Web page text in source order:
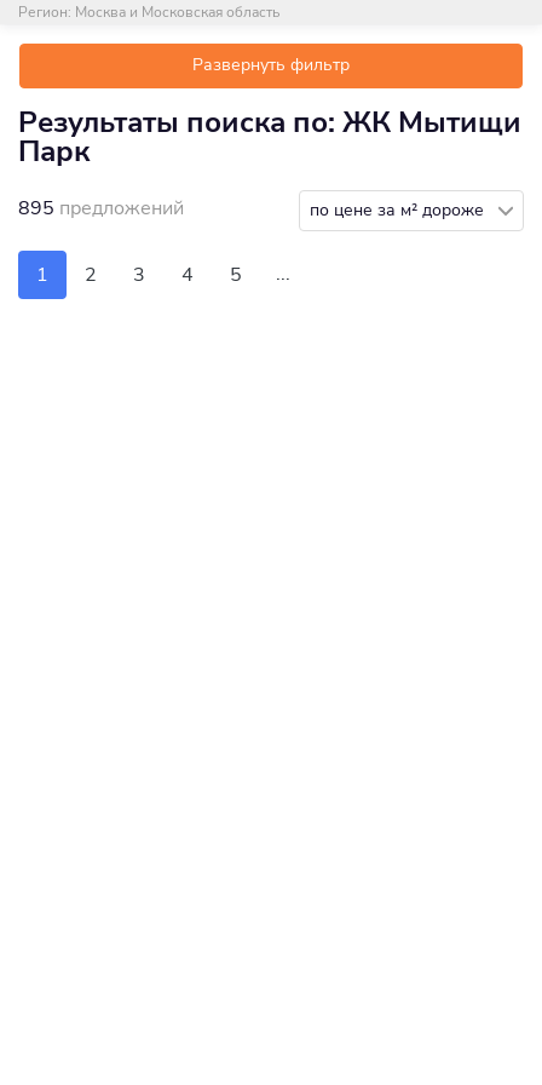
Регион: Москва и Московская область
Развернуть фильтр
Результаты поиска по: ЖК Мытищи
Парк
895 предложений по цене за м² дороже
1 2 3 4 5 ...